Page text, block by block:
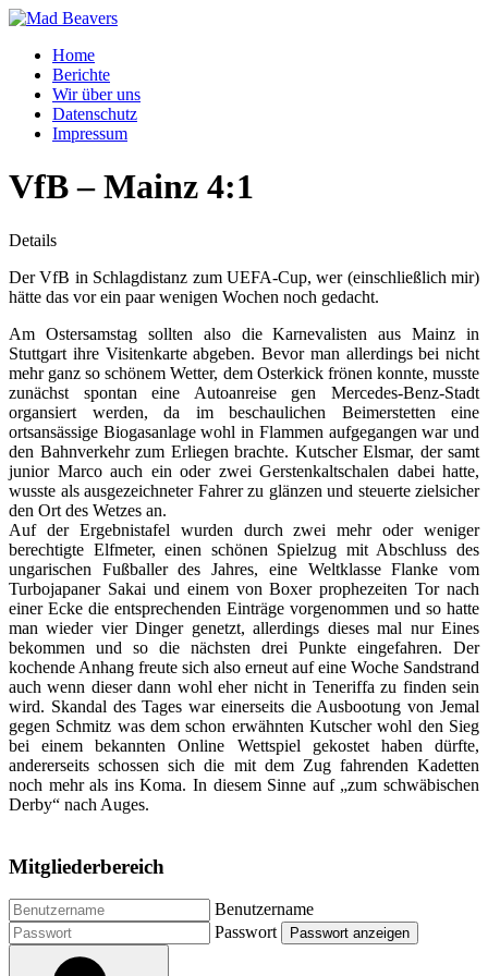
Home
Berichte
Wir über uns
Datenschutz
Impressum
VfB – Mainz 4:1
Details
Der VfB in Schlagdistanz zum UEFA-Cup, wer (einschließlich mir)
hätte das vor ein paar wenigen Wochen noch gedacht.
Am Ostersamstag sollten also die Karnevalisten aus Mainz in
Stuttgart ihre Visitenkarte abgeben. Bevor man allerdings bei nicht
mehr ganz so schönem Wetter, dem Osterkick frönen konnte, musste
zunächst spontan eine Autoanreise gen Mercedes-Benz-Stadt
organsiert werden, da im beschaulichen Beimerstetten eine
ortsansässige Biogasanlage wohl in Flammen aufgegangen war und
den Bahnverkehr zum Erliegen brachte. Kutscher Elsmar, der samt
junior Marco auch ein oder zwei Gerstenkaltschalen dabei hatte,
wusste als ausgezeichneter Fahrer zu glänzen und steuerte zielsicher
den Ort des Wetzes an.
Auf der Ergebnistafel wurden durch zwei mehr oder weniger
berechtigte Elfmeter, einen schönen Spielzug mit Abschluss des
ungarischen Fußballer des Jahres, eine Weltklasse Flanke vom
Turbojapaner Sakai und einem von Boxer prophezeiten Tor nach
einer Ecke die entsprechenden Einträge vorgenommen und so hatte
man wieder vier Dinger genetzt, allerdings dieses mal nur Eines
bekommen und so die nächsten drei Punkte eingefahren. Der
kochende Anhang freute sich also erneut auf eine Woche Sandstrand
auch wenn dieser dann wohl eher nicht in Teneriffa zu finden sein
wird. Skandal des Tages war einerseits die Ausbootung von Jemal
gegen Schmitz was dem schon erwähnten Kutscher wohl den Sieg
bei einem bekannten Online Wettspiel gekostet haben dürfte,
andererseits schossen sich die mit dem Zug fahrenden Kadetten
noch mehr als ins Koma. In diesem Sinne auf „zum schwäbischen
Derby“ nach Auges.
Mitgliederbereich
Benutzername
Passwort
Passwort anzeigen